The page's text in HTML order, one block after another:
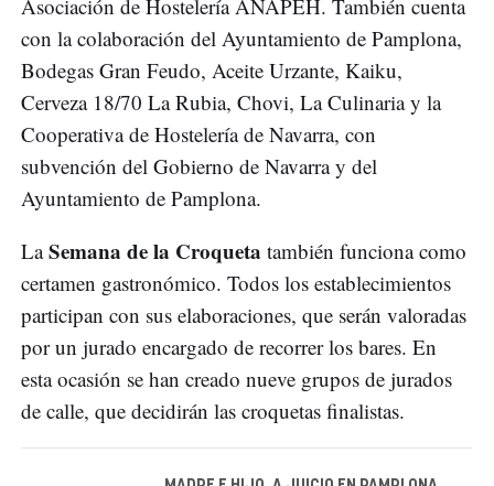
Asociación de Hostelería ANAPEH. También cuenta
con la colaboración del Ayuntamiento de Pamplona,
Bodegas Gran Feudo, Aceite Urzante, Kaiku,
Cerveza 18/70 La Rubia, Chovi, La Culinaria y la
Cooperativa de Hostelería de Navarra, con
subvención del Gobierno de Navarra y del
Ayuntamiento de Pamplona.
LaSemana de la Croqueta también funciona como
certamen gastronómico. Todos los establecimientos
participan con sus elaboraciones, que serán valoradas
por un jurado encargado de recorrer los bares. En
esta ocasión se han creado nueve grupos de jurados
de calle, que decidirán las croquetas finalistas.